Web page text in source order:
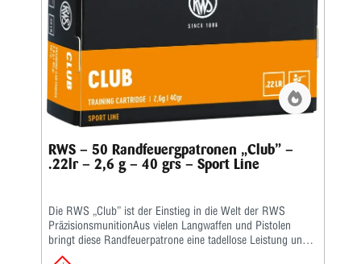
RWS – 50 Randfeuergpatronen „Club” –
.22lr – 2,6 g – 40 grs – Sport Line
Die RWS „Club” ist der Einstieg in die Welt der RWS
PräzisionsmunitionAus vielen Langwaffen und Pistolen
bringt diese Randfeuerpatrone eine tadellose Leistung und
erreicht zufriedenstellende Präzisionsergebnisse. Das macht